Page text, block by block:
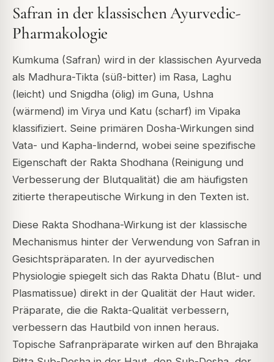
Safran in der klassischen Ayurvedic-
Pharmakologie
Kumkuma (Safran) wird in der klassischen Ayurveda
als Madhura-Tikta (süß-bitter) im Rasa, Laghu
(leicht) und Snigdha (ölig) im Guna, Ushna
(wärmend) im Virya und Katu (scharf) im Vipaka
klassifiziert. Seine primären Dosha-Wirkungen sind
Vata- und Kapha-lindernd, wobei seine spezifische
Eigenschaft der Rakta Shodhana (Reinigung und
Verbesserung der Blutqualität) die am häufigsten
zitierte therapeutische Wirkung in den Texten ist.
Diese Rakta Shodhana-Wirkung ist der klassische
Mechanismus hinter der Verwendung von Safran in
Gesichtspräparaten. In der ayurvedischen
Physiologie spiegelt sich das Rakta Dhatu (Blut- und
Plasmatissue) direkt in der Qualität der Haut wider.
Präparate, die die Rakta-Qualität verbessern,
verbessern das Hautbild von innen heraus.
Topische Safranpräparate wirken auf den Bhrajaka